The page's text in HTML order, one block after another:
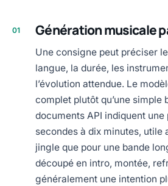
01 Génération musicale
Une consigne peut préciser
langue, la durée, les
l’évolution attendue. Le
complet plutôt qu’une simple
documents API indiquent
secondes à dix minutes, utile
jingle que pour une bande
découpé en intro, montée,
généralement une intention